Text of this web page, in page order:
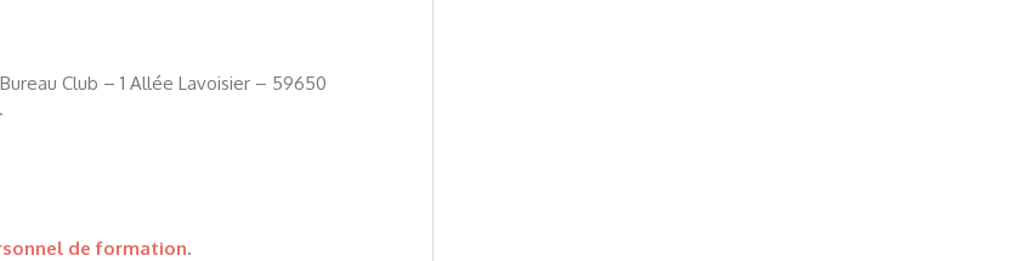
Club – 1 Allée Lavoisier – 59650
de formation.